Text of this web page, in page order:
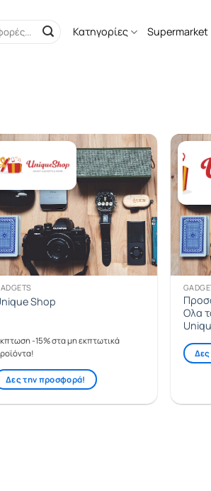
Κατηγορίες Supermarket
Shop
-15% στα μη εκπτωτικά
Δες την προσφορά!
Ολα